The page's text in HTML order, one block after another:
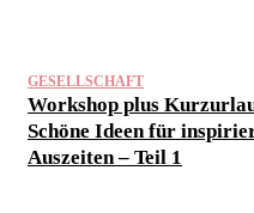
GESELLSCHAFT
Workshop plus
Schöne Ideen für
Auszeiten – Teil 1